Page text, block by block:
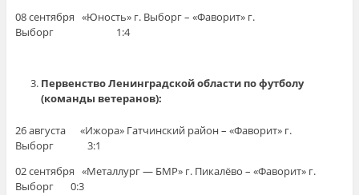
08 сентября «Юность» г. Выборг – «Фаворит» г.
Выборг 1:4
Первенство Ленинградской области по футболу
(команды ветеранов):
26 августа «Ижора» Гатчинский район – «Фаворит» г.
Выборг 3:1
02 сентября «Металлург — БМР» г. Пикалёво – «Фаворит» г.
Выборг 0:3